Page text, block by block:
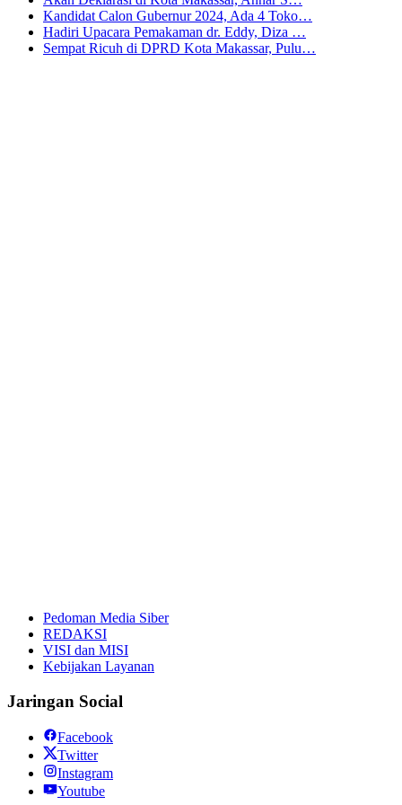
Kandidat Calon Gubernur 2024, Ada 4 Toko…
Hadiri Upacara Pemakaman dr. Eddy, Diza …
Sempat Ricuh di DPRD Kota Makassar, Pulu…
Pedoman Media Siber
REDAKSI
VISI dan MISI
Kebijakan Layanan
Jaringan Social
Facebook
Twitter
Instagram
Youtube